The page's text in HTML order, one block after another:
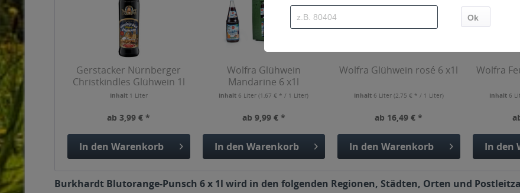
Gerstacker Nürnberger
Christkindles Glühwein 1l
Inhalt 1 Liter
ab 3,99 € *
In den Warenkorb
Wolfra Glühwein
Mandarine 6 x1l
Inhalt 6 Liter(1,67 € * / 1 Liter)
ab 9,99 € *
In den Warenkorb
Wolfra Glühwein rosé 6 x1l
Inhalt 6 Liter (2,75 € * / 1 Liter)
ab 16,49 € *
In den Warenkorb
Wolfra
Inhalt 6
In den
Burkhardt Blutorange-Punsch 6 x 1l wird in den folgenden Regionen, Städten, Orten und